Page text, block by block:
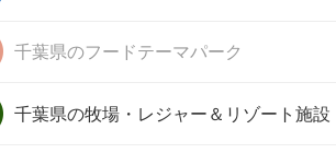
千葉県のフードテーマパーク
千葉県の牧場・レジャー＆リゾート施設